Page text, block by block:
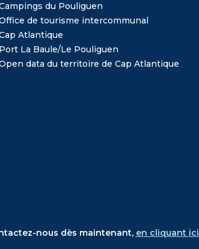
du Pouliguen
de tourisme intercommunal
Atlantique
Port La Baule/Le Pouliguen
data du territoire de Cap Atlantique
nous dès maintenant, en cliquant ici